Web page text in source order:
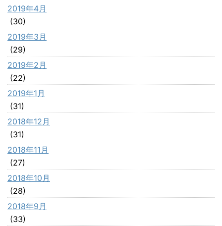
2019年4月
(30)
2019年3月
(29)
2019年2月
(22)
2019年1月
(31)
2018年12月
(31)
2018年11月
(27)
2018年10月
(28)
2018年9月
(33)